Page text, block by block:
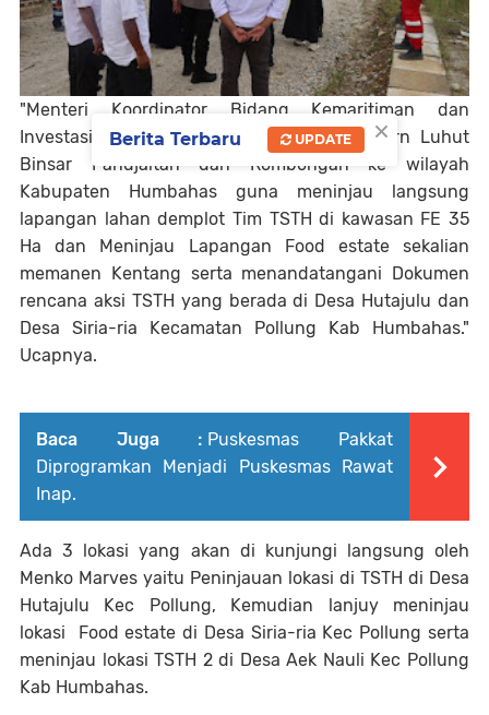
"Menteri Koordinator Bidang Kemaritiman dan
Investasi ( Menko Marves ) Jendral TNI Purn Luhut
Binsar Pandjaitan dan Rombongan ke wilayah
Kabupaten Humbahas guna meninjau langsung
lapangan lahan demplot Tim TSTH di kawasan FE 35
Ha dan Meninjau Lapangan Food estate sekalian
memanen Kentang serta menandatangani Dokumen
rencana aksi TSTH yang berada di Desa Hutajulu dan
Desa Siria-ria Kecamatan Pollung Kab Humbahas."
Ucapnya.
Baca Juga : Puskesmas Pakkat
Diprogramkan Menjadi Puskesmas Rawat
Inap.
Ada 3 lokasi yang akan di kunjungi langsung oleh
Menko Marves yaitu Peninjauan lokasi di TSTH di Desa
Hutajulu Kec Pollung, Kemudian lanjuy meninjau
lokasi Food estate di Desa Siria-ria Kec Pollung serta
meninjau lokasi TSTH 2 di Desa Aek Nauli Kec Pollung
Kab Humbahas.
×
Berita Terbaru UPDATE